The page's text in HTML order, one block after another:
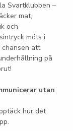
Svartklubben –
mat,
och
möts i
chansen att
på
utan
hur det